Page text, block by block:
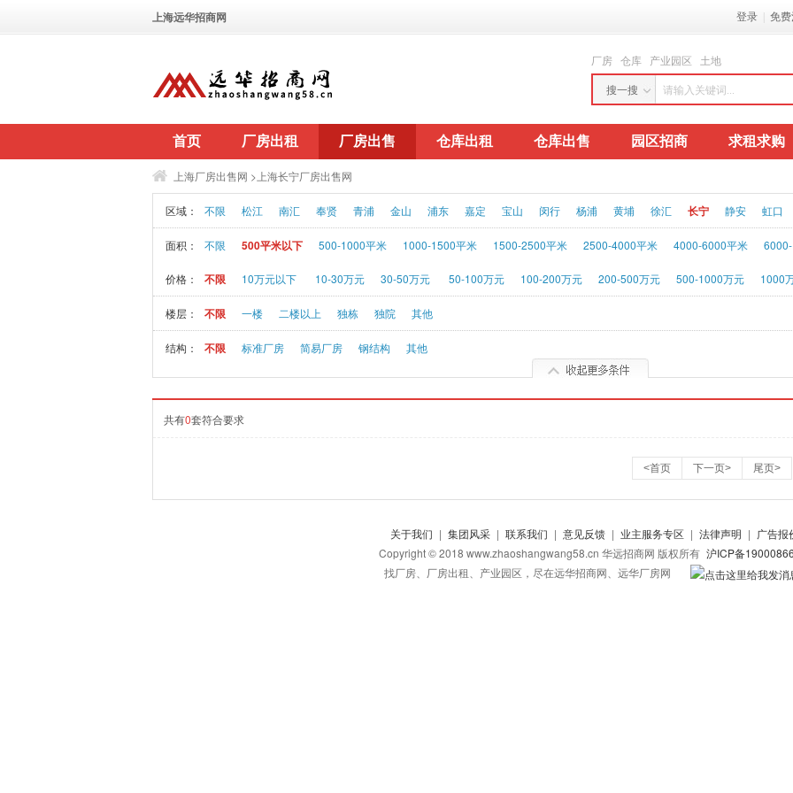
上海远华招商网 登录 免
厂房 仓库 产业园区 土地
首页 厂房出租 厂房出售 仓库出租 仓库出售 园区招商 求租求购
上海厂房出售网 >上海长宁厂房出售网
区域： 不限 松江 南汇 奉贤 青浦 金山 浦东 嘉定 宝山 闵行 杨浦 黄埔 徐汇 长宁 静安 虹口
面积： 不限 500平米以下 500-1000平米 1000-1500平米 1500-2500平米 2500-4000平米 4000-6000平米
价格： 不限 10万元以下 10-30万元 30-50万元 50-100万元 100-200万元 200-500万元 500-1000万元 1000
楼层： 不限 一楼 二楼以上 独栋 独院 其他
结构： 不限 标准厂房 简易厂房 钢结构 其他
共有0套符合要求
<首页 下一页> 尾页>
关于我们 | 集团风采 | 联系我们 | 意见反馈 | 业主服务专区 | 法律声明 | 广告报
Copyright © 2018 www.zhaoshangwang58.cn 华远招商网 版权所有 沪ICP备
找厂房、厂房出租、产业园区，尽在远华招商网、远华厂房网